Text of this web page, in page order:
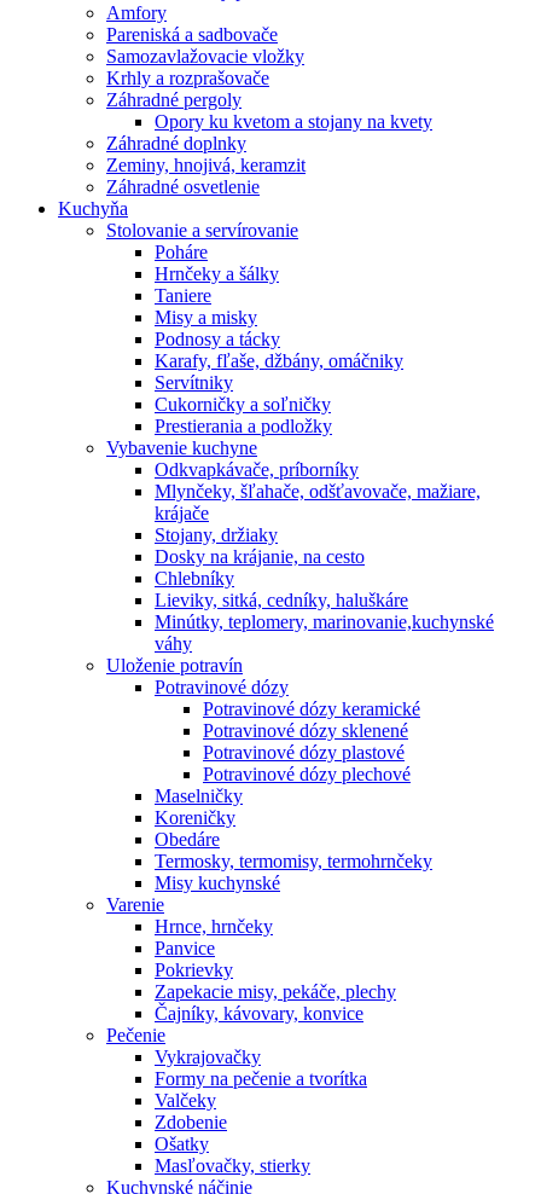
Amfory
Pareniská a sadbovače
Samozavlažovacie vložky
Krhly a rozprašovače
Záhradné pergoly
Opory ku kvetom a stojany na kvety
Záhradné doplnky
Zeminy, hnojivá, keramzit
Záhradné osvetlenie
Kuchyňa
Stolovanie a servírovanie
Poháre
Hrnčeky a šálky
Taniere
Misy a misky
Podnosy a tácky
Karafy, fľaše, džbány, omáčniky
Servítniky
Cukorničky a soľničky
Prestierania a podložky
Vybavenie kuchyne
Odkvapkávače, príborníky
Mlynčeky, šľahače, odšťavovače, mažiare,
krájače
Stojany, držiaky
Dosky na krájanie, na cesto
Chlebníky
Lieviky, sitká, cedníky, haluškáre
Minútky, teplomery, marinovanie,kuchynské
váhy
Uloženie potravín
Potravinové dózy
Potravinové dózy keramické
Potravinové dózy sklenené
Potravinové dózy plastové
Potravinové dózy plechové
Maselničky
Koreničky
Obedáre
Termosky, termomisy, termohrnčeky
Misy kuchynské
Varenie
Hrnce, hrnčeky
Panvice
Pokrievky
Zapekacie misy, pekáče, plechy
Čajníky, kávovary, konvice
Pečenie
Vykrajovačky
Formy na pečenie a tvorítka
Valčeky
Zdobenie
Ošatky
Masľovačky, stierky
Kuchynské náčinie